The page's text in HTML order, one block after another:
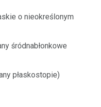
o nieokreślonym
śródnabłonkowe
płaskostopie)